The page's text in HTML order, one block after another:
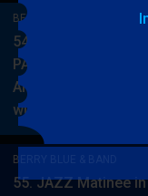
BERRY BLUE & BAND
54. JAZZ Matinee in
PARKSIDE STUDIOS
American Songbook
wunderbare Musik
BERRY BLUE & BAND
55. JAZZ Matinee